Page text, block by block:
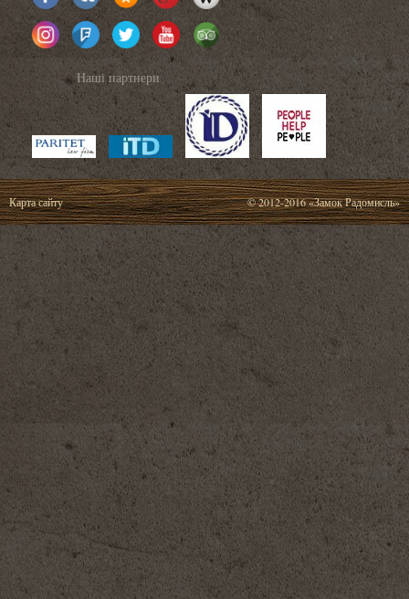
Наші партнери
Карта сайту © 2012-2016 «Замок Радомисль»